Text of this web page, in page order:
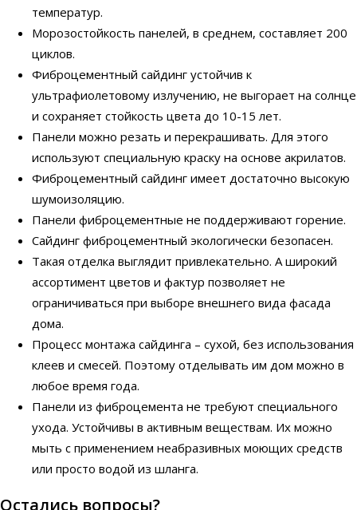
температур.
Морозостойкость панелей, в среднем, составляет 200
циклов.
Фиброцементный сайдинг устойчив к
ультрафиолетовому излучению, не выгорает на солнце
и сохраняет стойкость цвета до 10-15 лет.
Панели можно резать и перекрашивать. Для этого
используют специальную краску на основе акрилатов.
Фиброцементный сайдинг имеет достаточно высокую
шумоизоляцию.
Панели фиброцементные не поддерживают горение.
Сайдинг фиброцементный экологически безопасен.
Такая отделка выглядит привлекательно. А широкий
ассортимент цветов и фактур позволяет не
ограничиваться при выборе внешнего вида фасада
дома.
Процесс монтажа сайдинга – сухой, без использования
клеев и смесей. Поэтому отделывать им дом можно в
любое время года.
Панели из фиброцемента не требуют специального
ухода. Устойчивы в активным веществам. Их можно
мыть с применением неабразивных моющих средств
или просто водой из шланга.
Остались вопросы?